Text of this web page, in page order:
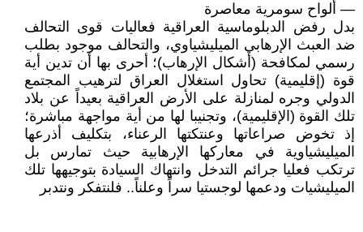
— ألواح سومرية معاصرة
بدل رفض الدبلوماسية العراقية فعاليات قوى التحالف
ضد العبث الإرهابي الميليشياوي، والتحالف موجود بطلب
رسمي لمكافحة (أشكال الإرهاب)؛ أحرى بها أن تدين أية
قوة (إقليمية) تحاول استغلال العراق لترهيب المجتمع
الدولي وجره لمنازلة على الأرض العراقية بعيداً عن بلاد
تلك القوة (الإقليمية)، وتجنيبا لها من أية مواجهة مباشرة؛
إذ تخوض صراعاتها وعنتكتها الرعناء، بتكليف أذرعها
الميليشياوية في معاركها الإرهابية حيث تمارس بل
ترتكب فعليا جرائم التدخل وانتهاك السيادة بتوجيهها تلك
الميليشيات ودعمها لوجستيا سراً وعلناً.. فلنتفكر ونتدبر